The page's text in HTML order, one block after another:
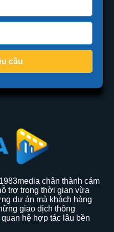
cầu
chân thành cám
trợ trong thời gian vừa
dự án mà khách hàng
giao dịch thông
hệ hợp tác lâu bền